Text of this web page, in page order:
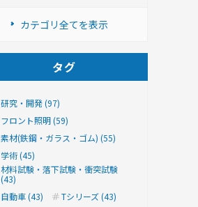
カテゴリ全てを表示
タグ
研究・開発 (97)
フロント照明 (59)
素材(鉄鋼・ガラス・ゴム) (55)
学術 (45)
材料試験・落下試験・衝突試験
(43)
自動車 (43)
Tシリーズ (43)